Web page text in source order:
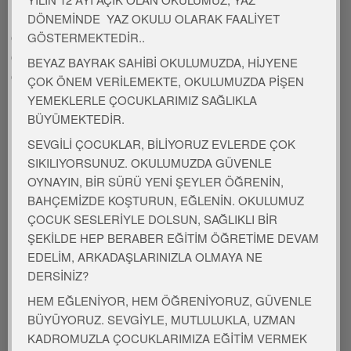
Yapu – Orf çalışması
Sesi verilen varlığın hareketini yapmak
Kaşıkla ritim tutma
ŞARKI
Atatürk ölmedi, yüreğimde yaşıyor
Uygarlık savaşında, bayrağı o taşıyor
Her gücü o aşıyor
Yurduma çizdiğin aydınlar senin
DÖNEMİNDE YAZ OKULU OLARAK FAALİYET
GÖSTERMEKTEDİR..
BEYAZ BAYRAK SAHİBİ OKULUMUZDA, HİJYENE
ÇOK ÖNEM VERİLEMEKTE, OKULUMUZDA PİŞEN
YEMEKLERLE ÇOCUKLARIMIZ SAĞLIKLA
BÜYÜMEKTEDİR.
SEVGİLİ ÇOCUKLAR, BİLİYORUZ EVLERDE ÇOK
SIKILIYORSUNUZ. OKULUMUZDA GÜVENLE
OYNAYIN, BİR SÜRÜ YENİ ŞEYLER ÖĞRENİN,
BAHÇEMİZDE KOŞTURUN, EĞLENİN. OKULUMUZ
ÇOCUK SESLERİYLE DOLSUN, SAĞLIKLI BİR
ŞEKİLDE HEP BERABER EĞİTİM ÖĞRETİME DEVAM
EDELİM, ARKADAŞLARINIZLA OLMAYA NE
DERSİNİZ?
HEM EĞLENİYOR, HEM ÖĞRENİYORUZ, GÜVENLE
BÜYÜYORUZ. SEVGİYLE, MUTLULUKLA, UZMAN
KADROMUZLA ÇOCUKLARIMIZA EĞİTİM VERMEK